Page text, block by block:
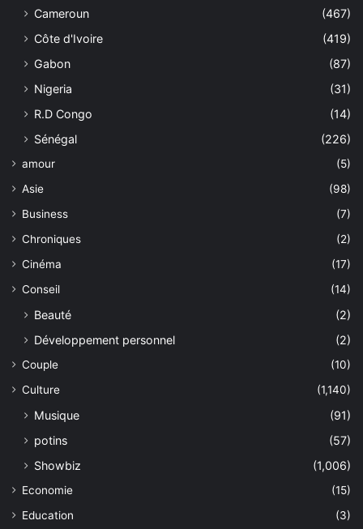
Cameroun
(467)
Côte d'Ivoire
(419)
Gabon
(87)
Nigeria
(31)
R.D Congo
(14)
Sénégal
(226)
amour
(5)
Asie
(98)
Business
(7)
Chroniques
(2)
Cinéma
(17)
Conseil
(14)
Beauté
(2)
Développement personnel
(2)
Couple
(10)
Culture
(1,140)
Musique
(91)
potins
(57)
Showbiz
(1,006)
Economie
(15)
Education
(3)